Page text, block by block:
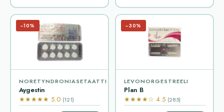
−10%
NORETYNDRONIASETAATTI
Aygestin
★★★★★ 5.0 (121)
−30%
LEVONORGESTREELI
Plan B
★★★★☆ 4.5 (285)